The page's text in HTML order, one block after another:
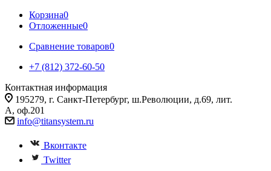
Корзина0
Отложенные0
Сравнение товаров0
+7 (812) 372-60-50
Контактная информация
195279, г. Санкт-Петербург, ш.Революции, д.69, лит.
А, оф.201
info@titansystem.ru
Вконтакте
Twitter